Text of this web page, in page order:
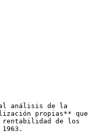
al análisis de la
propias** que
rentabilidad de los